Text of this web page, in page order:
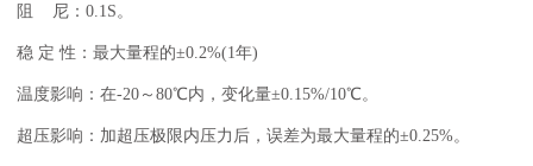
阻 尼：0.1S。
稳 定 性：最大量程的±0.2%(1年)
温度影响：在-20～80℃内，变化量±0.15%/10℃。
超压影响：加超压极限内压力后，误差为最大量程的±0.25%。